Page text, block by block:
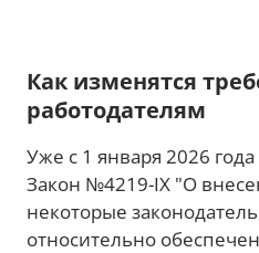
Как изменятся
работодателям
Уже с 1 января 2026
Закон №4219-IX "О
некоторые
относительно